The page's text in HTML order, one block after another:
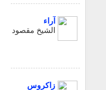
آراء
الشيخ مقصود
زاكروس